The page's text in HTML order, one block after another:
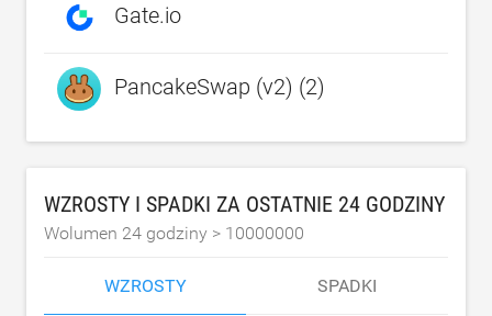
Gate.io
PancakeSwap (v2) (2)
WZROSTY I SPADKI ZA OSTATNIE 24 GODZINY
Wolumen 24 godziny > 10000000
WZROSTY SPADKI